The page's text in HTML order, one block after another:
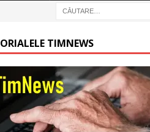
TIMNEWS